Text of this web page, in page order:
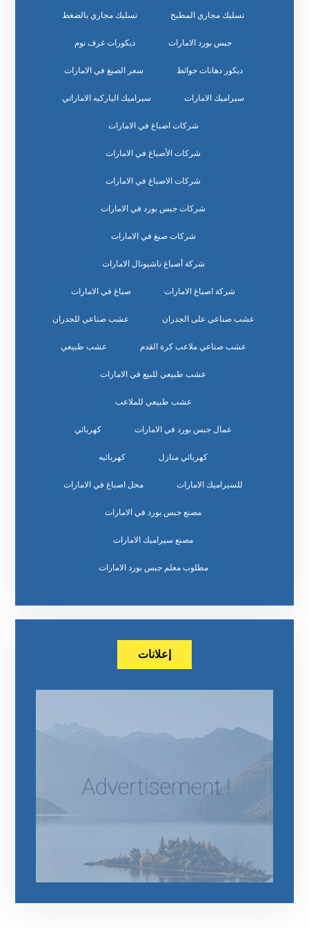
تسليك مجاري المطبخ تسليك مجاري بالضغط
جبس بورد الامارات ديكورات غرف نوم
ديكور دهانات حوائط سعر الصبغ في الامارات
سيراميك الامارات سيراميك الباركيه الاماراتي
شركات اصباغ في الامارات
شركات الأصباغ في الامارات
شركات الاصباغ في الامارات
شركات جبس بورد في الامارات
شركات صبغ في الامارات
شركة أصباغ ناشيونال الامارات
شركة اصباغ الامارات صباغ في الامارات
عشب صناعي على الجدران عشب صناعي للجدران
عشب صناعي ملاعب كرة القدم عشب طبيعي
عشب طبيعي للبيع في الامارات
عشب طبيعي للملاعب
عمال جبس بورد في الامارات كهربائي
كهربائي منازل كهربائيه
للسيراميك الامارات محل اصباغ في الامارات
مصنع جبس بورد في الامارات
مصنع سيراميك الامارات
مطلوب معلم جبس بورد الامارات
إعلانات